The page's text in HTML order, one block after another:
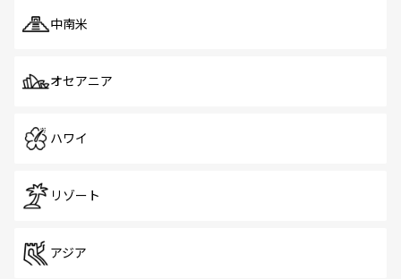
中南米
オセアニア
ハワイ
リゾート
アジア